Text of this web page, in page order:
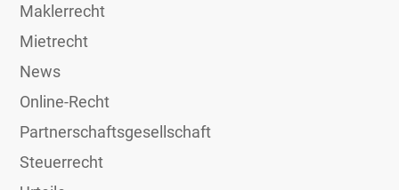
Maklerrecht
Mietrecht
News
Online-Recht
Partnerschaftsgesellschaft
Steuerrecht